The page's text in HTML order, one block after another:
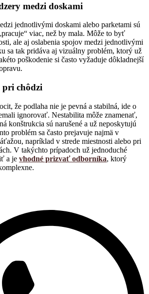
medzi doskami
jednotlivými doskami alebo parketami sú
viac, než by mala. Môže to byť
ale aj oslabenia spojov medzi jednotlivými
sa tak pridáva aj vizuálny problém, ktorý už
poškodenie si často vyžaduje dôkladnejší
pri chôdzi
že podlaha nie je pevná a stabilná, ide o
ignorovať. Nestabilita môže znamenať,
konštrukcia sú narušené a už neposkytujú
problém sa často prejavuje najmä v
napríklad v strede miestnosti alebo pri
V takýchto prípadoch už jednoduché
a je vhodné prizvať odborníka, ktorý